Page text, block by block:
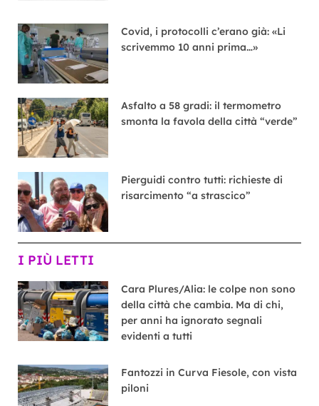
Covid, i protocolli c’erano già: «Li
scrivemmo 10 anni prima…»
Asfalto a 58 gradi: il termometro
smonta la favola della città “verde”
Pierguidi contro tutti: richieste di
risarcimento “a strascico”
I PIÙ LETTI
Cara Plures/Alia: le colpe non sono
della città che cambia. Ma di chi,
per anni ha ignorato segnali
evidenti a tutti
Fantozzi in Curva Fiesole, con vista
piloni